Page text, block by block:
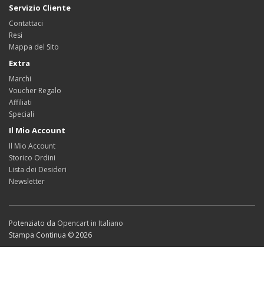
Servizio Cliente
Contattaci
Resi
Mappa del Sito
Extra
Marchi
Voucher Regalo
Affiliati
Speciali
Il Mio Account
Il Mio Account
Storico Ordini
Lista dei Desideri
Newsletter
Potenziato da Opencart in Italiano
Stampa Continua © 2026